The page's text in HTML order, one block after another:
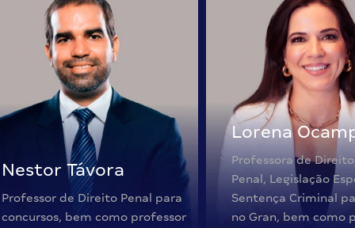
Nestor Távora
Professor de Direito Penal para
concursos, bem como professor
Lorena
Professora de
Penal, Legislação
Sentença Criminal
no Gran, bem como